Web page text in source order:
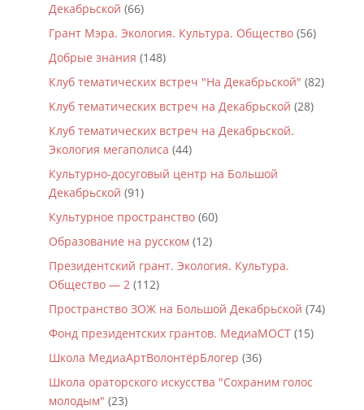
Декабрьской (66)
Грант Мэра. Экология. Культура. Общество(56)
Добрые знания (148)
Клуб тематических встреч "На Декабрьской" (82)
Клуб тематических встреч на Декабрьской (28)
Клуб тематических встреч на Декабрьской.
Экология мегаполиса (44)
Культурно-досуговый центр на Большой
Декабрьской (91)
Культурное пространство(60)
Образование на русском (12)
Президентский грант. Экология. Культура.
Общество — 2(112)
Пространство ЗОЖ на Большой Декабрьской (74)
Фонд президентских грантов. МедиаМОСТ(15)
Школа МедиаАртВолонтёрБлогер (36)
Школа ораторского искусства "Сохраним голос
молодым" (23)